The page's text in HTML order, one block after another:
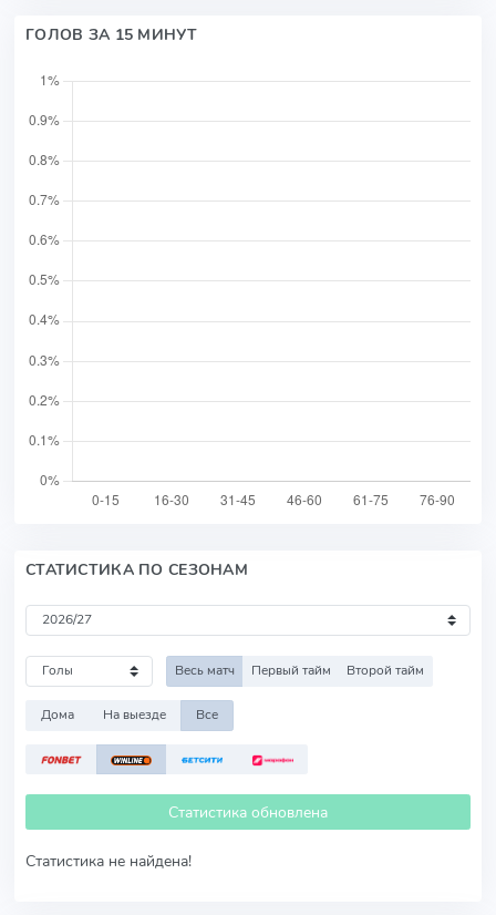
ГОЛОВ ЗА 15 МИНУТ
СТАТИСТИКА ПО СЕЗОНАМ
Весь матч Первый тайм Второй тайм
Дома На выезде Все
Статистика обновлена
Статистика не найдена!